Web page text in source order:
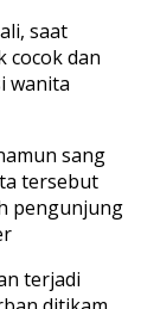
saat
cocok dan
wanita
sang
tersebut
pengunjung
terjadi